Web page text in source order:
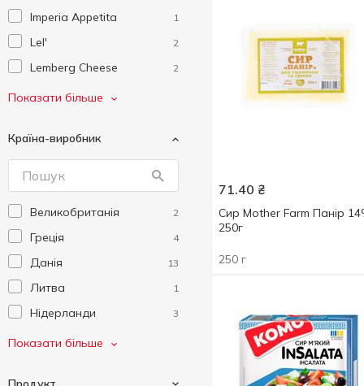
Imperia Appetita 1
Lel' 2
Lemberg Cheese 2
Mother
Zinka 3
Волошкове Поле
Комо 2
Мукко 1
Новгород-Сіверський 1
Славія 1
Ферма 1
Показати більше
Країна-виробник
Великобританія 2
Греція 4
Данія 13
Литва 1
Нідерланди 3
Німеччина
Показати більше
71.40 ₴
Сир Mother Farm Панір
250г
250 г